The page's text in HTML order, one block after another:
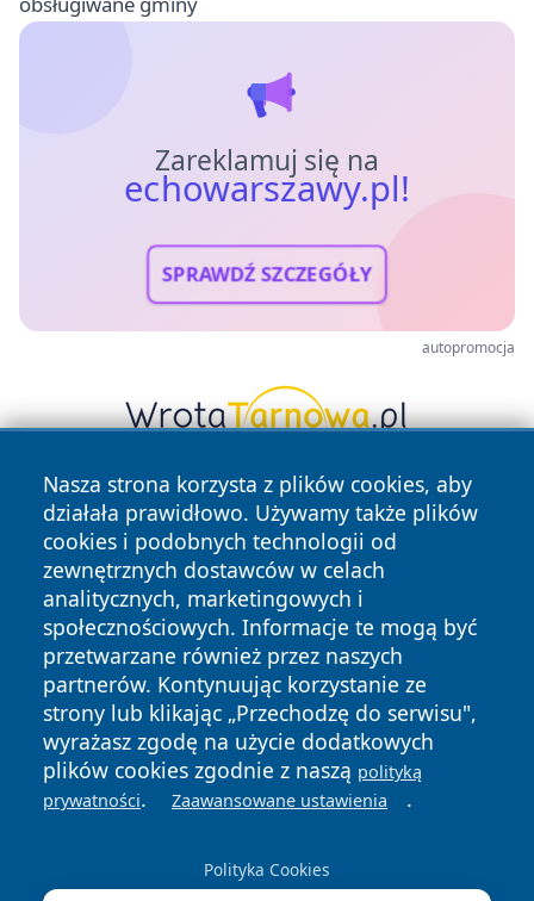
Zareklamuj się na
echowarszawy.pl!
SPRAWDŹ SZCZEGÓŁY
autopromocja
Nasza strona korzysta z plików cookies, aby
działała prawidłowo. Używamy także plików
cookies i podobnych technologii od
zewnętrznych dostawców w celach
analitycznych, marketingowych i
społecznościowych. Informacje te mogą być
przetwarzane również przez naszych
partnerów. Kontynuując korzystanie ze
strony lub klikając „Przechodzę do serwisu",
wyrażasz zgodę na użycie dodatkowych
plików cookies zgodnie z naszą polityką
prywatności. Zaawansowane ustawienia .
Polityka Cookies
Copyright © 2026 echowarszawy.pl Wszystkie prawa
zastrzeżone.
News Autorzy
Polityka
Prywatności
Polityka
Cookies